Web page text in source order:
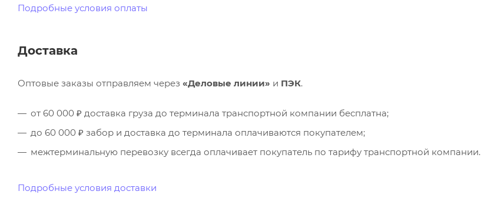
Подробные условия оплаты
Доставка
Оптовые заказы отправляем через «Деловые линии» и ПЭК.
от 60 000 ₽ доставка груза до терминала транспортной компании бесплатна;
до 60 000 ₽ забор и доставка до терминала оплачиваются покупателем;
межтерминальную перевозку всегда оплачивает покупатель по тарифу транспортной компании.
Подробные условия доставки